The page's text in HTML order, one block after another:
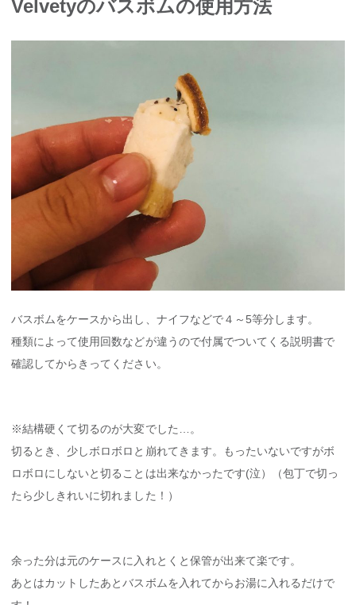
Velvetyのバスボムの使用方法
バスボムをケースから出し、ナイフなどで４～5等分します。
種類によって使用回数などが違うので付属でついてくる説明書で
確認してからきってください。
※結構硬くて切るのが大変でした…。
切るとき、少しボロボロと崩れてきます。もったいないですがボ
ロボロにしないと切ることは出来なかったです(泣）（包丁で切っ
たら少しきれいに切れました！）
余った分は元のケースに入れとくと保管が出来て楽です。
あとはカットしたあとバスボムを入れてからお湯に入れるだけで